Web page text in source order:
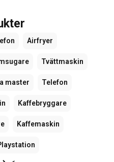
Airfryer
Tvättmaskin
master Telefon
Kaffebryggare
Kaffemaskin